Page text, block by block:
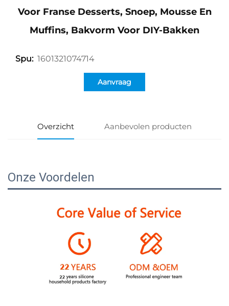
Voor Franse Desserts, Snoep, Mousse En
Muffins, Bakvorm Voor DIY-Bakken
Spu: 1601321074714
Aanvraag
Overzicht Aanbevolen producten
Onze Voordelen